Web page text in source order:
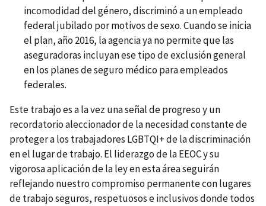
incomodidad del género, discriminó a un empleado
federal jubilado por motivos de sexo. Cuando se inicia
el plan, año 2016, la agencia ya no permite que las
aseguradoras incluyan ese tipo de exclusión general
en los planes de seguro médico para empleados
federales.
Este trabajo es a la vez una señal de progreso y un
recordatorio aleccionador de la necesidad constante de
proteger a los trabajadores LGBTQI+ de la discriminación
en el lugar de trabajo. El liderazgo de la EEOC y su
vigorosa aplicación de la ley en esta área seguirán
reflejando nuestro compromiso permanente con lugares
de trabajo seguros, respetuosos e inclusivos donde todos